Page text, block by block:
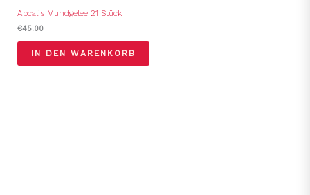
Apcalis Mundgelee 21 Stück
€45.00
IN DEN WARENKORB